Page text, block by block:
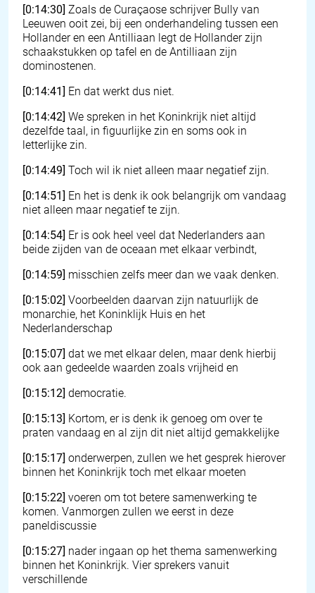
[0:14:30] Zoals de Curaçaose schrijver Bully van
Leeuwen ooit zei, bij een onderhandeling tussen een
Hollander en een Antilliaan legt de Hollander zijn
schaakstukken op tafel en de Antilliaan zijn
dominostenen.
[0:14:41] En dat werkt dus niet.
[0:14:42] We spreken in het Koninkrijk niet altijd
dezelfde taal, in figuurlijke zin en soms ook in
letterlijke zin.
[0:14:49] Toch wil ik niet alleen maar negatief zijn.
[0:14:51] En het is denk ik ook belangrijk om vandaag
niet alleen maar negatief te zijn.
[0:14:54] Er is ook heel veel dat Nederlanders aan
beide zijden van de oceaan met elkaar verbindt,
[0:14:59] misschien zelfs meer dan we vaak denken.
[0:15:02] Voorbeelden daarvan zijn natuurlijk de
monarchie, het Koninklijk Huis en het
Nederlanderschap
[0:15:07] dat we met elkaar delen, maar denk hierbij
ook aan gedeelde waarden zoals vrijheid en
[0:15:12] democratie.
[0:15:13] Kortom, er is denk ik genoeg om over te
praten vandaag en al zijn dit niet altijd gemakkelijke
[0:15:17] onderwerpen, zullen we het gesprek hierover
binnen het Koninkrijk toch met elkaar moeten
[0:15:22] voeren om tot betere samenwerking te
komen. Vanmorgen zullen we eerst in deze
paneldiscussie
[0:15:27] nader ingaan op het thema samenwerking
binnen het Koninkrijk. Vier sprekers vanuit
verschillende